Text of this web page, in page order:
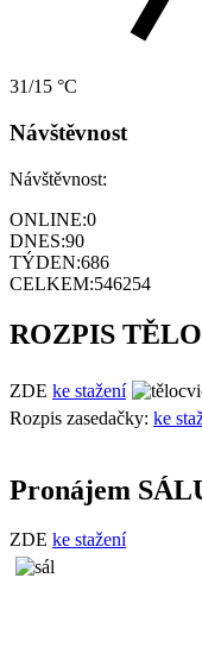
31/15 °C
Návštěvnost
Návštěvnost:
ONLINE:0
DNES:90
TÝDEN:686
CELKEM:546254
ROZPIS
ZDE ke stažení
Rozpis zasedačky: ke
Pronájem
ZDE ke stažení